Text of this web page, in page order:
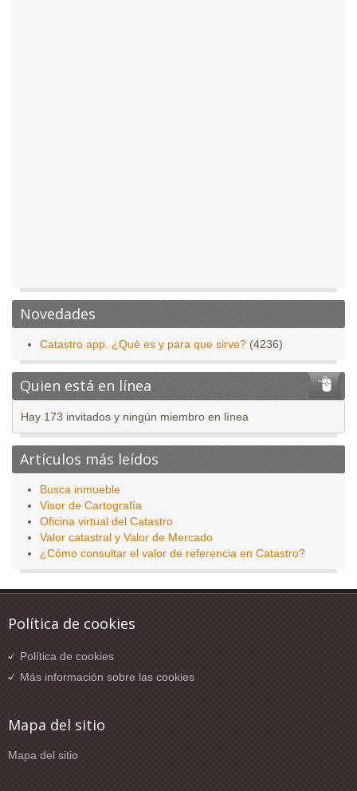
Novedades
Catastro app. ¿Qué es y para que sirve? (4236)
Quien está en línea
Hay 173 invitados y ningún miembro en línea
Artículos más leídos
Busca inmueble
Visor de Cartografía
Oficina virtual del Catastro
Valor catastral y Valor de Mercado
¿Cómo consultar el valor de referencia en Catastro?
Política de cookies
Política de cookies
Más información sobre las cookies
Mapa del sitio
Mapa del sitio